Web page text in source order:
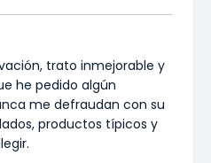
trato inmejorable y
he pedido algún
me defraudan con su
productos típicos y